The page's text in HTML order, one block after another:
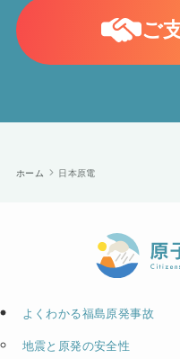
ご
ホーム 日本原電
よくわかる福島原発事故
地震と原発の安全性